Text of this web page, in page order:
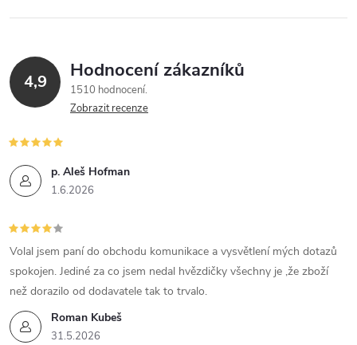
4,9 Hodnocení zákazníků
1510 hodnocení
Zobrazit recenze
p. Aleš Hofman
1.6.2026
Roman Kubeš
31.5.2026
Volal jsem paní do obchodu komunikace a vysvětlení mých dotazů
spokojen. Jediné za co jsem nedal hvězdičky všechny je ,že zboží
než dorazilo od dodavatele tak to trvalo.